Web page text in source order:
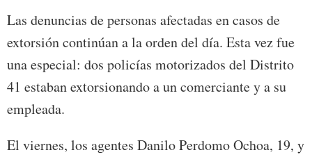
Las denuncias de personas afectadas en casos de
extorsión continúan a la orden del día. Esta vez fue
una especial: dos policías motorizados del Distrito
41 estaban extorsionando a un comerciante y a su
empleada.
El viernes, los agentes Danilo Perdomo Ochoa, 19, y